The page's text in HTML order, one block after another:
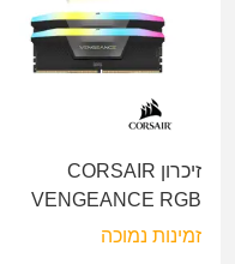
זיכרון CORSAIR
VENGEANCE RGB
32GB 2x16GB DDR5
זמינות נמוכה